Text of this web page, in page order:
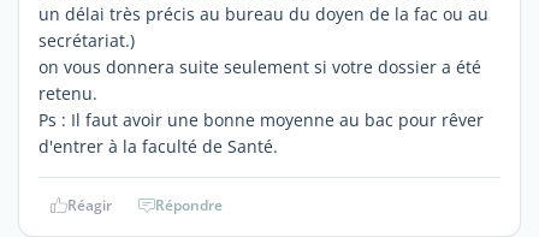
un délai très précis au bureau du doyen de la fac ou au
secrétariat.)
on vous donnera suite seulement si votre dossier a été
retenu.
Ps : Il faut avoir une bonne moyenne au bac pour rêver
d'entrer à la faculté de Santé.
Réagir Répondre